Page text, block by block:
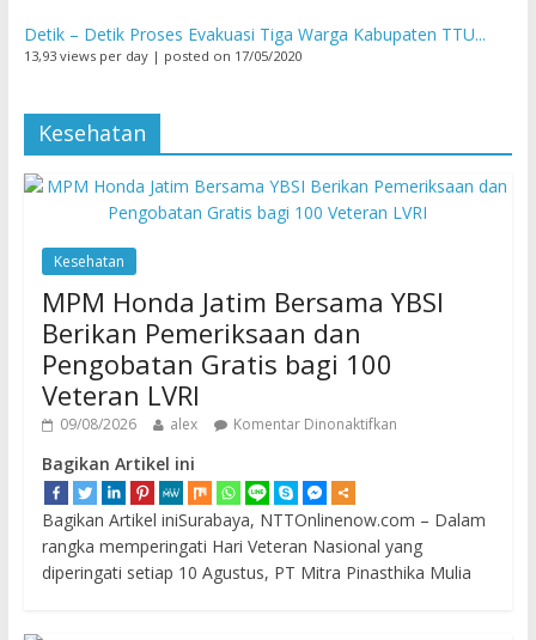
Detik – Detik Proses Evakuasi Tiga Warga Kabupaten TTU...
13,93 views per day| posted on 17/05/2020
Kesehatan
Kesehatan
MPM Honda Jatim Bersama YBSI
Berikan Pemeriksaan dan
Pengobatan Gratis bagi 100
Veteran LVRI
09/08/2026 alex Komentar Dinonaktifkan
Bagikan Artikel ini
Bagikan Artikel iniSurabaya, NTTOnlinenow.com – Dalam
rangka memperingati Hari Veteran Nasional yang
diperingati setiap 10 Agustus, PT Mitra Pinasthika Mulia